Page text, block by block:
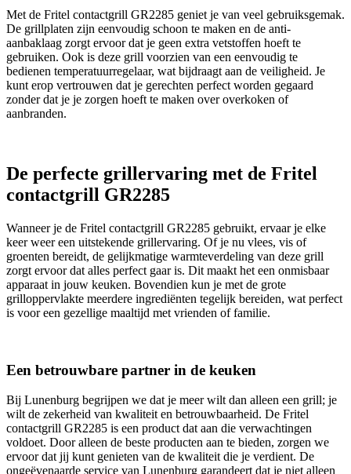
Met de Fritel contactgrill GR2285 geniet je van veel gebruiksgemak.
De grillplaten zijn eenvoudig schoon te maken en de anti-
aanbaklaag zorgt ervoor dat je geen extra vetstoffen hoeft te
gebruiken. Ook is deze grill voorzien van een eenvoudig te
bedienen temperatuurregelaar, wat bijdraagt aan de veiligheid. Je
kunt erop vertrouwen dat je gerechten perfect worden gegaard
zonder dat je je zorgen hoeft te maken over overkoken of
aanbranden.
De perfecte grillervaring met de Fritel
contactgrill GR2285
Wanneer je de Fritel contactgrill GR2285 gebruikt, ervaar je elke
keer weer een uitstekende grillervaring. Of je nu vlees, vis of
groenten bereidt, de gelijkmatige warmteverdeling van deze grill
zorgt ervoor dat alles perfect gaar is. Dit maakt het een onmisbaar
apparaat in jouw keuken. Bovendien kun je met de grote
grilloppervlakte meerdere ingrediënten tegelijk bereiden, wat perfect
is voor een gezellige maaltijd met vrienden of familie.
Een betrouwbare partner in de keuken
Bij Lunenburg begrijpen we dat je meer wilt dan alleen een grill; je
wilt de zekerheid van kwaliteit en betrouwbaarheid. De Fritel
contactgrill GR2285 is een product dat aan die verwachtingen
voldoet. Door alleen de beste producten aan te bieden, zorgen we
ervoor dat jij kunt genieten van de kwaliteit die je verdient. De
ongeëvenaarde service van Lunenburg garandeert dat je niet alleen